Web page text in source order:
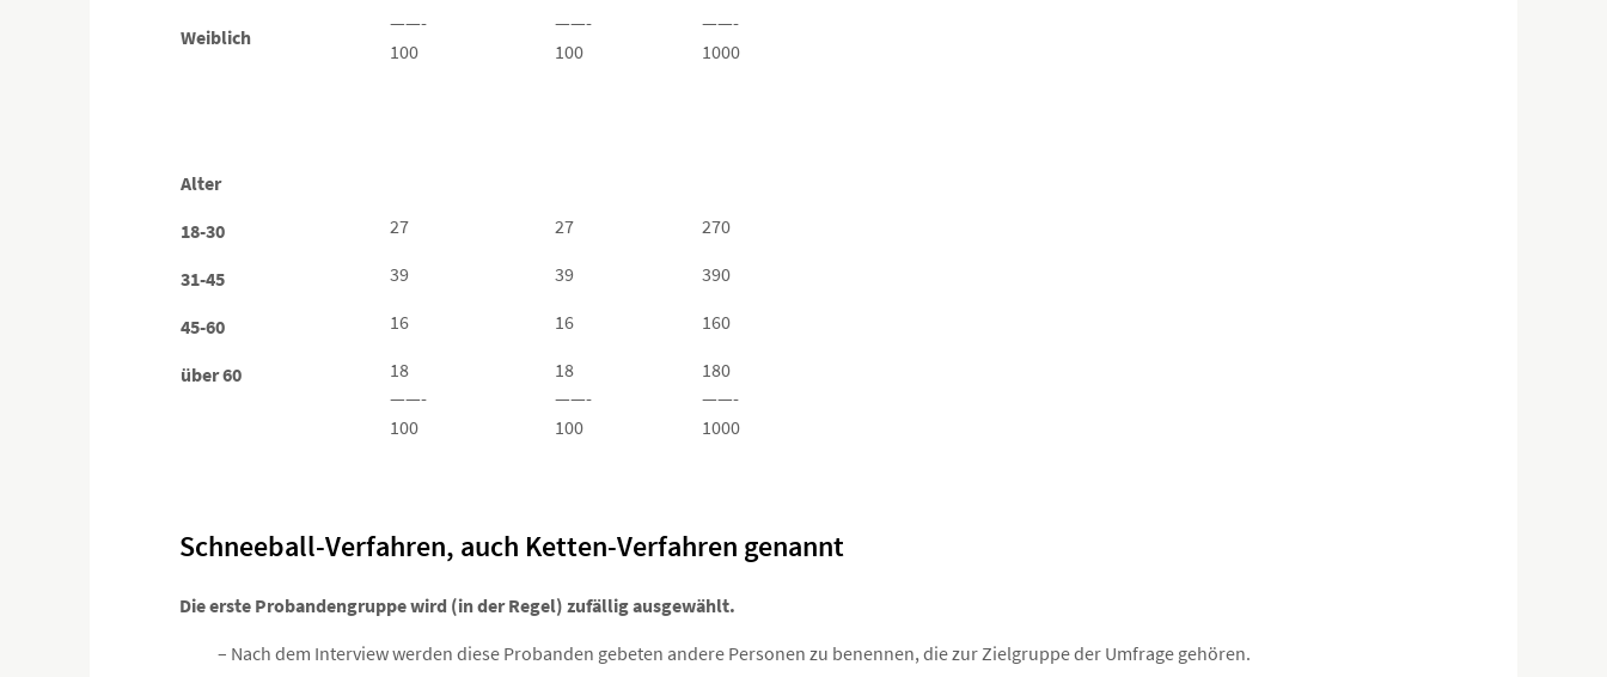
Weiblich
——-
100
——-
100
——-
1000
Alter
18-30
31-45
45-60
über60
27
39
16
18
——-
100
27
39
16
18
——-
100
270
390
160
180
——-
1000
Schneeball-Verfahren, auch Ketten-Verfahren genannt
Die erste Probandengruppe wird (in der Regel) zufällig ausgewählt.
– Nach dem Interview werden diese Probanden gebeten andere Personen zu benennen, die zur Zielgruppe der Umfrage gehören.